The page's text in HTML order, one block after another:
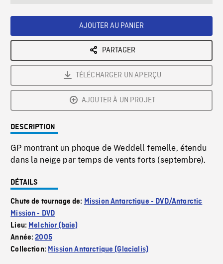
AJOUTER AU PANIER
PARTAGER
TÉLÉCHARGER UN APERÇU
AJOUTER À UN PROJET
DESCRIPTION
GP montrant un phoque de Weddell femelle, étendu
dans la neige par temps de vents forts (septembre).
DÉTAILS
Chute de tournage de: Mission Antarctique - DVD/Antarctic
Mission - DVD
Lieu: Melchior (baie)
Année:2005
Collection: Mission Antarctique (Glacialis)